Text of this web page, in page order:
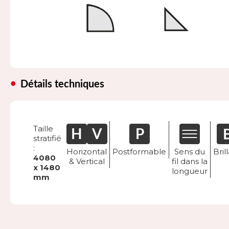
Détails techniques
Taille
stratifié
:
4080
x 1480
mm
Horizontal
& Vertical
Postformable
Sens du
fil dans la
longueur